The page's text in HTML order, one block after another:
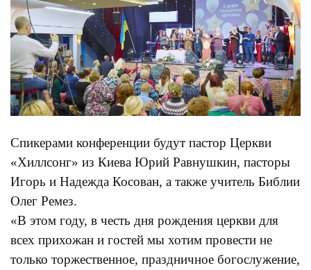
Спикерами конференции будут пастор Церкви
«Хиллсонг» из Киева Юрий Равнушкин, пасторы
Игорь и Надежда Косован, а также учитель Библии
Олег Ремез.
«В этом году, в честь дня рождения церкви для
всех прихожан и гостей мы хотим провести не
только торжественное, праздничное богослужение,